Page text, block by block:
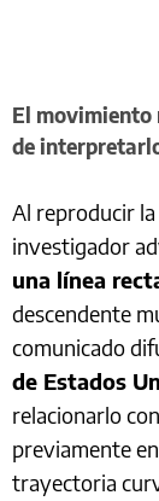
El movimiento
de
Al reproducir
investigador
una línea
descendente
comunicado
de Estados
relacionarlo
previamente
trayectoria